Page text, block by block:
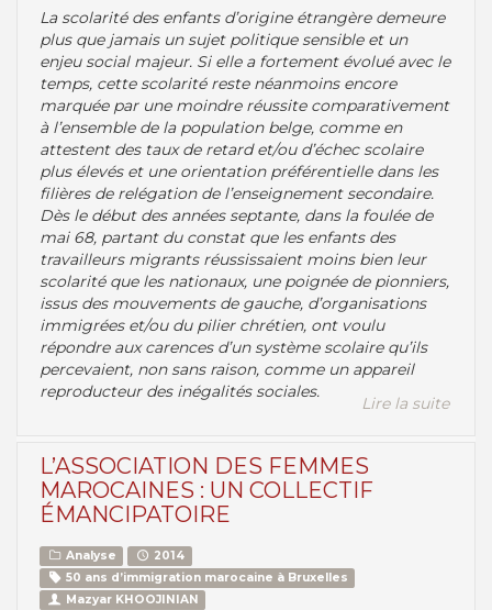
La scolarité des enfants d’origine étrangère demeure
plus que jamais un sujet politique sensible et un
enjeu social majeur. Si elle a fortement évolué avec le
temps, cette scolarité reste néanmoins encore
marquée par une moindre réussite comparativement
à l’ensemble de la population belge, comme en
attestent des taux de retard et/ou d’échec scolaire
plus élevés et une orientation préférentielle dans les
filières de relégation de l’enseignement secondaire.
Dès le début des années septante, dans la foulée de
mai 68, partant du constat que les enfants des
travailleurs migrants réussissaient moins bien leur
scolarité que les nationaux, une poignée de pionniers,
issus des mouvements de gauche, d’organisations
immigrées et/ou du pilier chrétien, ont voulu
répondre aux carences d’un système scolaire qu’ils
percevaient, non sans raison, comme un appareil
reproducteur des inégalités sociales.
Lire la suite
L’ASSOCIATION DES FEMMES
MAROCAINES : UN COLLECTIF
ÉMANCIPATOIRE
Analyse
2014
50 ans d’immigration marocaine à Bruxelles
Mazyar KHOOJINIAN